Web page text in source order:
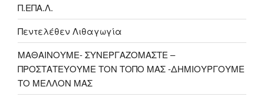
Π.ΕΠΑ.Λ.
Πεντελέθεν Λιθαγωγία
ΜΑΘΑΙΝΟΥΜΕ- ΣΥΝΕΡΓΑΖΟΜΑΣΤΕ –
ΠΡΟΣΤΑΤΕΥΟΥΜΕ ΤΟΝ ΤΟΠΟ ΜΑΣ -ΔΗΜΙΟΥΡΓΟΥΜΕ
ΤΟ ΜΕΛΛΟΝ ΜΑΣ